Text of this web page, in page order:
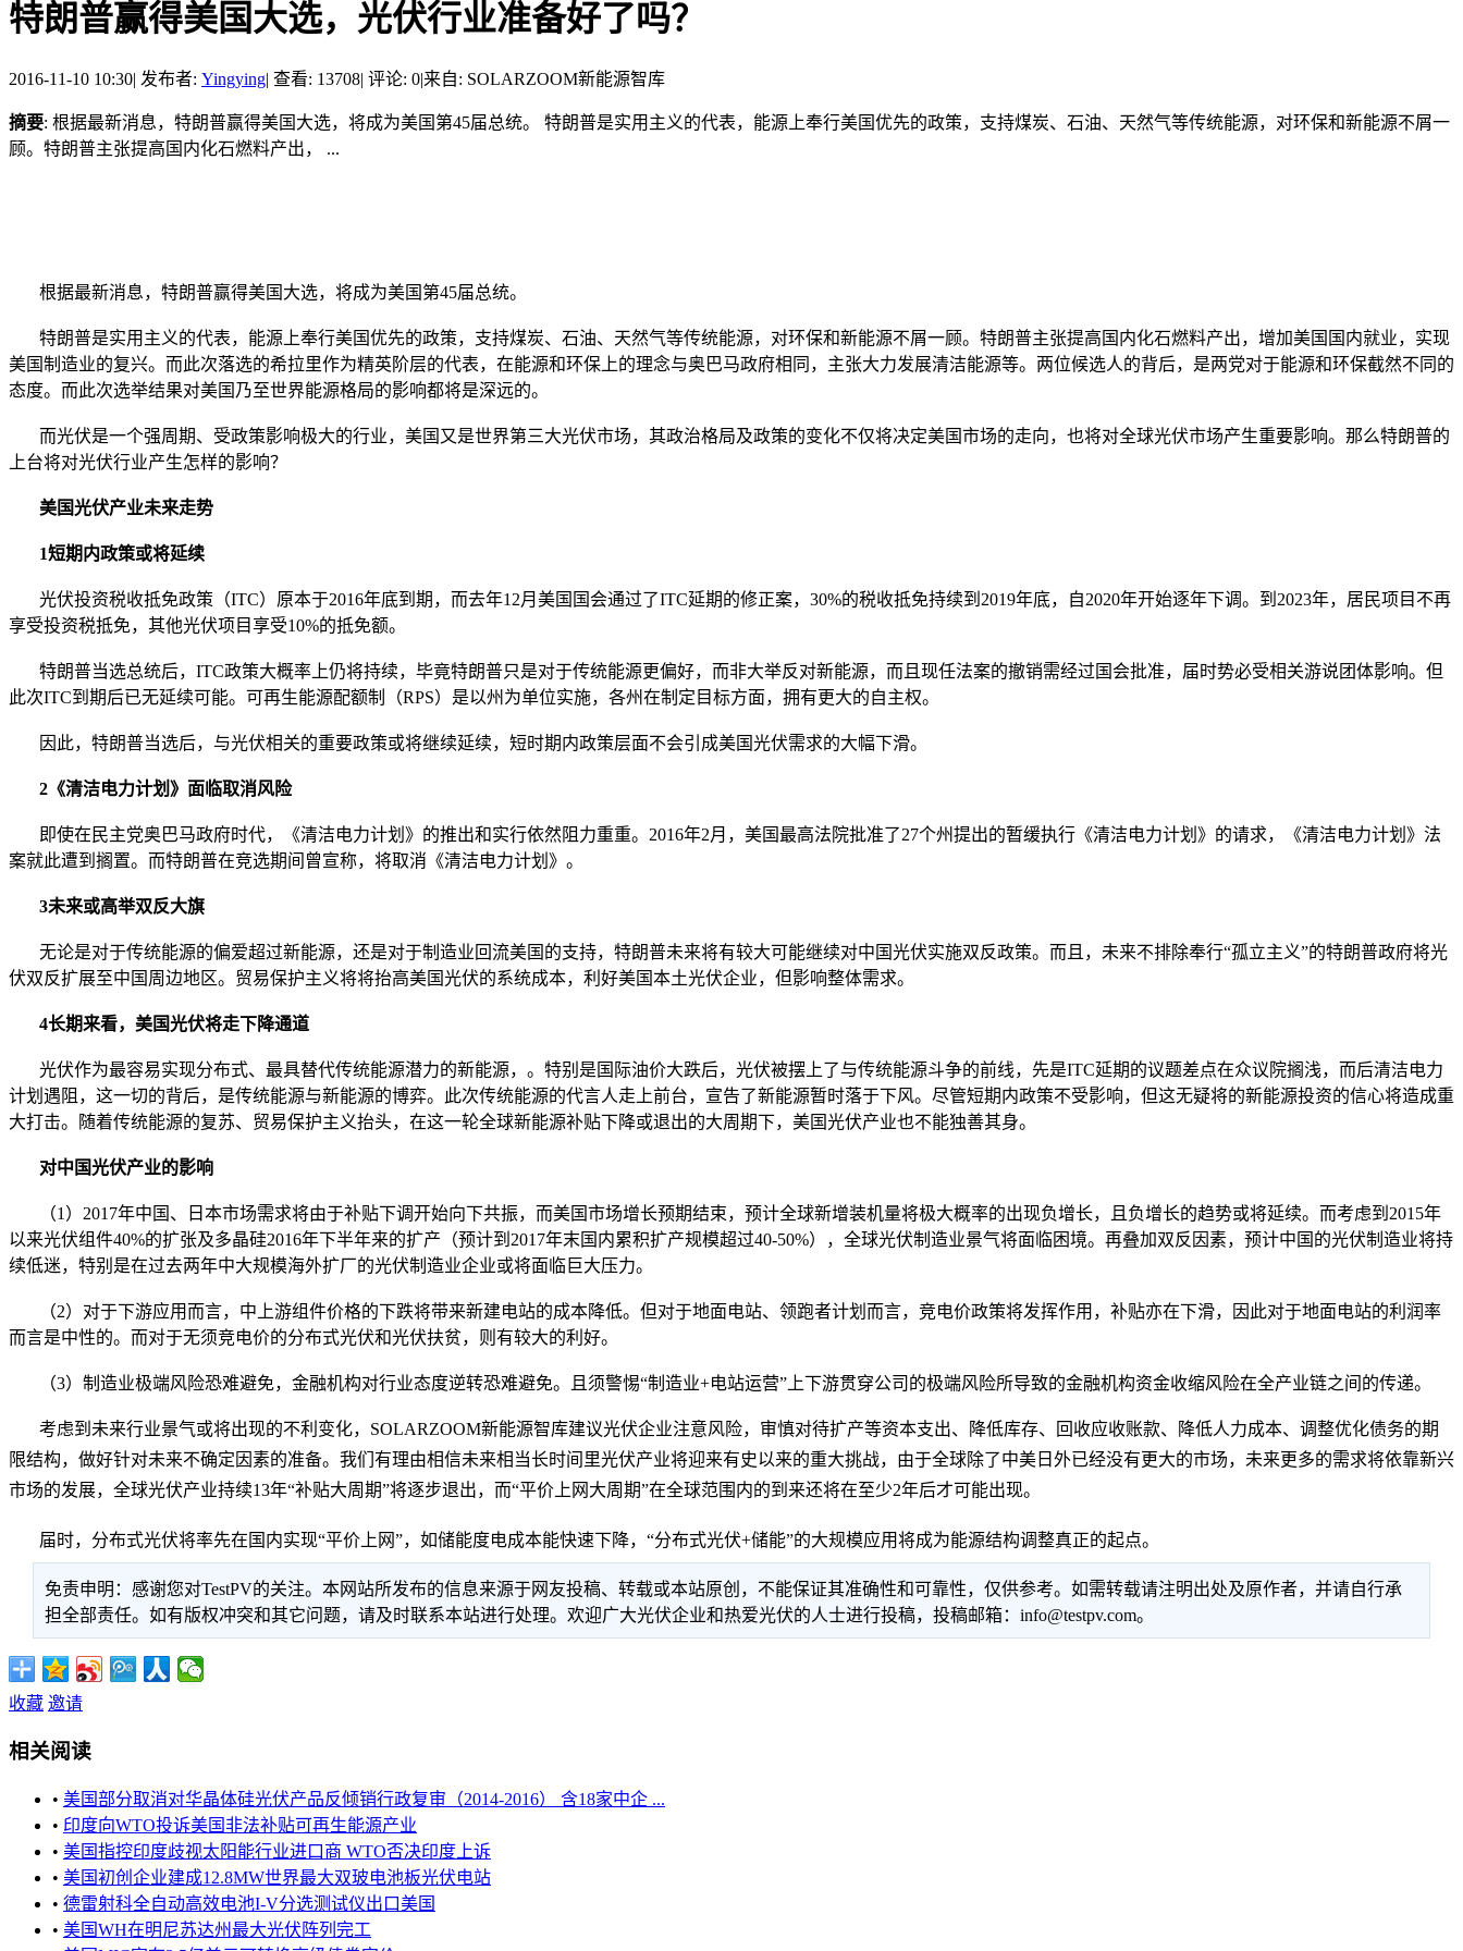
特朗普赢得美国大选，光伏行业准备好了吗？
2016-11-10 10:30| 发布者: Yingying| 查看: 13708| 评论: 0|来自: SOLARZOOM新能源智库
摘要: 根据最新消息，特朗普赢得美国大选，将成为美国第45届总统。 特朗普是实用主义的代表，能源上奉行美国优先的政策，支持煤炭、石油、天然气等传统能源，对环保和新能源不屑一
顾。特朗普主张提高国内化石燃料产出， ...
根据最新消息，特朗普赢得美国大选，将成为美国第45届总统。
特朗普是实用主义的代表，能源上奉行美国优先的政策，支持煤炭、石油、天然气等传统能源，对环保和新能源不屑一顾。特朗普主张提高国内化石燃料产出，增加美国国内就业，实现
美国制造业的复兴。而此次落选的希拉里作为精英阶层的代表，在能源和环保上的理念与奥巴马政府相同，主张大力发展清洁能源等。两位候选人的背后，是两党对于能源和环保截然不同的
态度。而此次选举结果对美国乃至世界能源格局的影响都将是深远的。
而光伏是一个强周期、受政策影响极大的行业，美国又是世界第三大光伏市场，其政治格局及政策的变化不仅将决定美国市场的走向，也将对全球光伏市场产生重要影响。那么特朗普的
上台将对光伏行业产生怎样的影响？
美国光伏产业未来走势
1短期内政策或将延续
光伏投资税收抵免政策（ITC）原本于2016年底到期，而去年12月美国国会通过了ITC延期的修正案，30%的税收抵免持续到2019年底，自2020年开始逐年下调。到2023年，居民项目不再
享受投资税抵免，其他光伏项目享受10%的抵免额。
特朗普当选总统后，ITC政策大概率上仍将持续，毕竟特朗普只是对于传统能源更偏好，而非大举反对新能源，而且现任法案的撤销需经过国会批准，届时势必受相关游说团体影响。但
此次ITC到期后已无延续可能。可再生能源配额制（RPS）是以州为单位实施，各州在制定目标方面，拥有更大的自主权。
因此，特朗普当选后，与光伏相关的重要政策或将继续延续，短时期内政策层面不会引成美国光伏需求的大幅下滑。
2《清洁电力计划》面临取消风险
即使在民主党奥巴马政府时代，《清洁电力计划》的推出和实行依然阻力重重。2016年2月，美国最高法院批准了27个州提出的暂缓执行《清洁电力计划》的请求，《清洁电力计划》法
案就此遭到搁置。而特朗普在竞选期间曾宣称，将取消《清洁电力计划》。
3未来或高举双反大旗
无论是对于传统能源的偏爱超过新能源，还是对于制造业回流美国的支持，特朗普未来将有较大可能继续对中国光伏实施双反政策。而且，未来不排除奉行“孤立主义”的特朗普政府将光
伏双反扩展至中国周边地区。贸易保护主义将将抬高美国光伏的系统成本，利好美国本土光伏企业，但影响整体需求。
4长期来看，美国光伏将走下降通道
光伏作为最容易实现分布式、最具替代传统能源潜力的新能源，。特别是国际油价大跌后，光伏被摆上了与传统能源斗争的前线，先是ITC延期的议题差点在众议院搁浅，而后清洁电力
计划遇阻，这一切的背后，是传统能源与新能源的博弈。此次传统能源的代言人走上前台，宣告了新能源暂时落于下风。尽管短期内政策不受影响，但这无疑将的新能源投资的信心将造成重
大打击。随着传统能源的复苏、贸易保护主义抬头，在这一轮全球新能源补贴下降或退出的大周期下，美国光伏产业也不能独善其身。
对中国光伏产业的影响
（1）2017年中国、日本市场需求将由于补贴下调开始向下共振，而美国市场增长预期结束，预计全球新增装机量将极大概率的出现负增长，且负增长的趋势或将延续。而考虑到2015年
以来光伏组件40%的扩张及多晶硅2016年下半年来的扩产（预计到2017年末国内累积扩产规模超过40-50%），全球光伏制造业景气将面临困境。再叠加双反因素，预计中国的光伏制造业将持
续低迷，特别是在过去两年中大规模海外扩厂的光伏制造业企业或将面临巨大压力。
（2）对于下游应用而言，中上游组件价格的下跌将带来新建电站的成本降低。但对于地面电站、领跑者计划而言，竞电价政策将发挥作用，补贴亦在下滑，因此对于地面电站的利润率
而言是中性的。而对于无须竞电价的分布式光伏和光伏扶贫，则有较大的利好。
（3）制造业极端风险恐难避免，金融机构对行业态度逆转恐难避免。且须警惕“制造业+电站运营”上下游贯穿公司的极端风险所导致的金融机构资金收缩风险在全产业链之间的传递。
考虑到未来行业景气或将出现的不利变化，SOLARZOOM新能源智库建议光伏企业注意风险，审慎对待扩产等资本支出、降低库存、回收应收账款、降低人力成本、调整优化债务的期
限结构，做好针对未来不确定因素的准备。我们有理由相信未来相当长时间里光伏产业将迎来有史以来的重大挑战，由于全球除了中美日外已经没有更大的市场，未来更多的需求将依靠新兴
市场的发展，全球光伏产业持续13年“补贴大周期”将逐步退出，而“平价上网大周期”在全球范围内的到来还将在至少2年后才可能出现。
届时，分布式光伏将率先在国内实现“平价上网”，如储能度电成本能快速下降，“分布式光伏+储能”的大规模应用将成为能源结构调整真正的起点。
免责申明：感谢您对TestPV的关注。本网站所发布的信息来源于网友投稿、转载或本站原创，不能保证其准确性和可靠性，仅供参考。如需转载请注明出处及原作者，并请自行承
担全部责任。如有版权冲突和其它问题，请及时联系本站进行处理。欢迎广大光伏企业和热爱光伏的人士进行投稿，投稿邮箱：info@testpv.com。
收藏 邀请
相关阅读
• 美国部分取消对华晶体硅光伏产品反倾销行政复审（2014-2016） 含18家中企 ...
• 印度向WTO投诉美国非法补贴可再生能源产业
• 美国指控印度歧视太阳能行业进口商 WTO否决印度上诉
• 美国初创企业建成12.8MW世界最大双玻电池板光伏电站
• 德雷射科全自动高效电池I-V分选测试仪出口美国
• 美国WH在明尼苏达州最大光伏阵列完工